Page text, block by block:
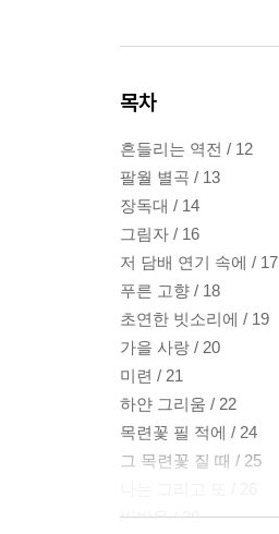
목차
흔들리는 역전 / 12
팔월 별곡 / 13
장독대 / 14
그림자 / 16
저 담배 연기 속에 / 17
푸른 고향 / 18
초연한 빗소리에 / 19
가을 사랑 / 20
미련 / 21
하얀 그리움 / 22
목련꽃 필 적에 / 24
그 목련꽃 질 때 / 25
빗방울 / 28